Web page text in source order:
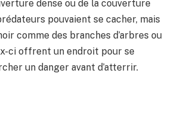
dense ou de la couverture
pouvaient se cacher, mais
comme des branches d’arbres ou
ci offrent un endroit pour se
un danger avant d’atterrir.